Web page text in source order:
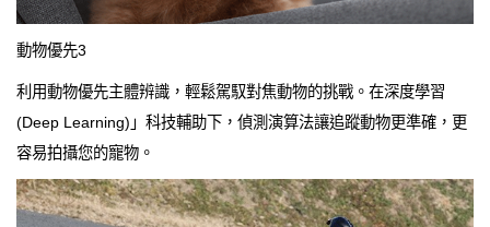
動物優先3
利用動物優先主體辨識，輕鬆駕馭對焦動物的挑戰。在深度學習
(Deep Learning)」科技輔助下，偵測演算法讓追蹤動物更準確，更
容易拍攝您的寵物。